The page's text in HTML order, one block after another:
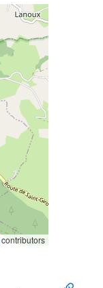
contributors